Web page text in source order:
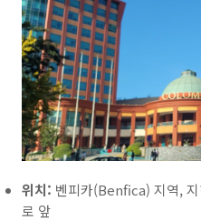
위치: 벤피카(Benfica) 지역,
로 앞